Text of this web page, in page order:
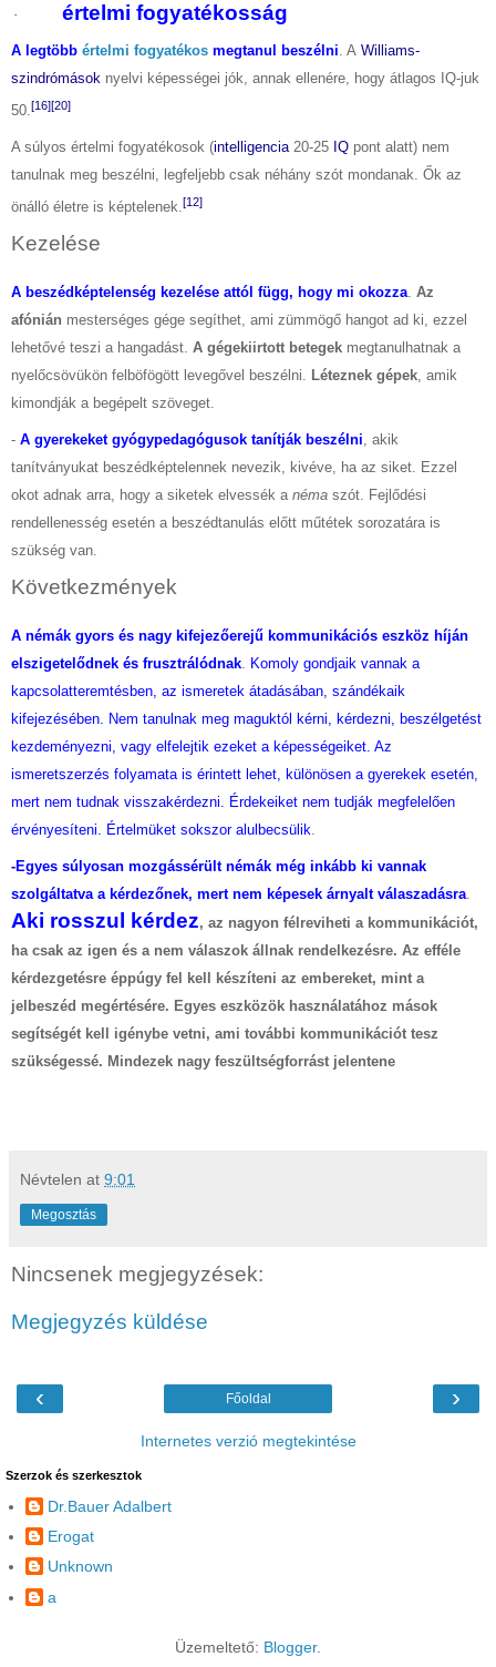
· értelmi fogyatékosság
A legtöbb értelmi fogyatékos megtanul beszélni . A Williams-
szindrómások nyelvi képességei jók, annak ellenére, hogy átlagos IQ-juk
50.[16][20]
A súlyos értelmi fogyatékosok (intelligencia 20-25 IQ pont alatt) nem
tanulnak meg beszélni, legfeljebb csak néhány szót mondanak. Ők az
önálló életre is képtelenek.[12]
Kezelése
A beszédképtelenség kezelése attól függ, hogy mi okozza. Az
afónián mesterséges gége segíthet, ami zümmögő hangot ad ki, ezzel
lehetővé teszi a hangadást. A gégekiirtott betegek megtanulhatnak a
nyelőcsövükön felböfögött levegővel beszélni. Léteznek gépek, amik
kimondják a begépelt szöveget.
- A gyerekeket gyógypedagógusok tanítják beszélni, akik
tanítványukat beszédképtelennek nevezik, kivéve, ha az siket. Ezzel
okot adnak arra, hogy a siketek elvessék a néma szót. Fejlődési
rendellenesség esetén a beszédtanulás előtt műtétek sorozatára is
szükség van.
Következmények
A némák gyors és nagy kifejezőerejű kommunikációs eszköz híján
elszigetelődnek és frusztrálódnak
Komoly gondjaik vannak a
kapcsolatteremtésben, az ismeretek átadásában, szándékaik
kifejezésében. Nem tanulnak meg maguktól kérni, kérdezni, beszélgetést
kezdeményezni, vagy elfelejtik ezeket a képességeiket. Az
ismeretszerzés folyamata is érintett lehet, különösen a gyerekek esetén,
mert nem tudnak visszakérdezni. Érdekeiket nem tudják megfelelően
érvényesíteni. Értelmüket sokszor alulbecsülik
-Egyes súlyosan mozgássérült némák még inkább ki vannak
szolgáltatva a kérdezőnek, mert nem képesek árnyalt válaszadásra
Aki rosszul kérdez, az nagyon félreviheti a kommunikációt,
ha csak az igen és a nem válaszok állnak rendelkezésre. Az efféle
kérdezgetésre éppúgy fel kell készíteni az embereket, mint a
jelbeszéd megértésére. Egyes eszközök használatához mások
segítségét kell igénybe vetni, ami további kommunikációt tesz
szükségessé. Mindezek nagy feszültségforrást jelentene
Névtelen at 9:01
Megosztás
Nincsenek megjegyzések:
Megjegyzés küldése
‹ ›
Főoldal
Internetes verzió megtekintése
Szerzok és szerkesztok
Dr.Bauer Adalbert
Erogat
Unknown
a
Üzemeltető: Blogger.